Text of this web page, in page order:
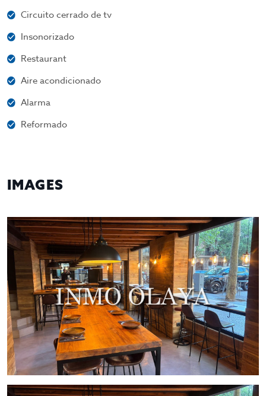
Circuito cerrado de tv
Insonorizado
Restaurant
Aire acondicionado
Alarma
Reformado
IMAGES